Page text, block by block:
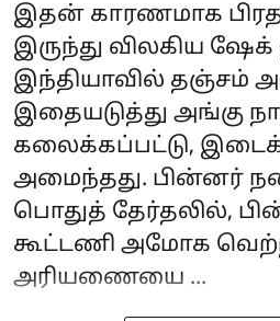
இதன் காரணமாக
இருந்து விலகிய
இந்தியாவில் தஞ்சம்
இதையடுத்து அங்கு
கலைக்கப்பட்டு,
அமைந்தது. பின்னர்
பொதுத் தேர்தலில்,
கூட்டணி அமோக
அரியணையை ...